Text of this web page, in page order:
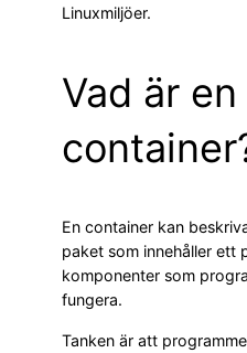
Linuxmiljöer.
Vad är en
En container kan
paket som innehåller ett
komponenter som
fungera.
Tanken är att